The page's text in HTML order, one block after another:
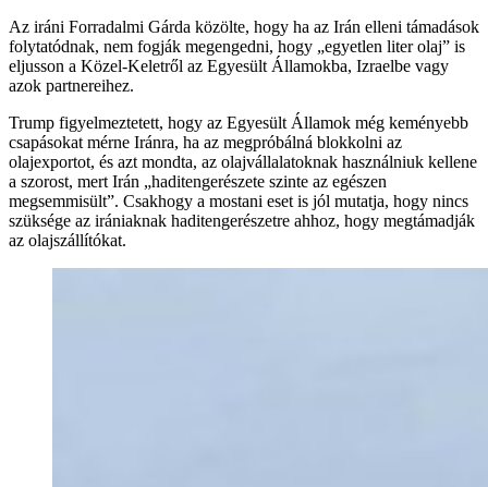
Az iráni Forradalmi Gárda közölte, hogy ha az Irán elleni támadások
folytatódnak, nem fogják megengedni, hogy „egyetlen liter olaj” is
eljusson a Közel-Keletről az Egyesült Államokba, Izraelbe vagy
azok partnereihez.
Trump figyelmeztetett, hogy az Egyesült Államok még keményebb
csapásokat mérne Iránra, ha az megpróbálná blokkolni az
olajexportot, és azt mondta, az olajvállalatoknak használniuk kellene
a szorost, mert Irán „haditengerészete szinte az egészen
megsemmisült”. Csakhogy a mostani eset is jól mutatja, hogy nincs
szüksége az irániaknak haditengerészetre ahhoz, hogy megtámadják
az olajszállítókat.